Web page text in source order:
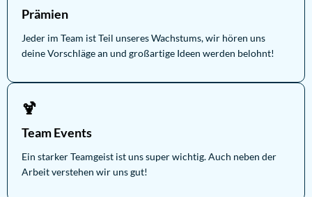
Prämien
Jeder im Team ist Teil unseres Wachstums, wir hören uns
deine Vorschläge an und großartige Ideen werden belohnt!
🍹
Team Events
Ein starker Teamgeist ist uns super wichtig. Auch neben der
Arbeit verstehen wir uns gut!